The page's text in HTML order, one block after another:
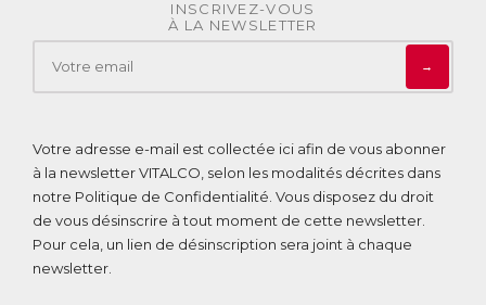
INSCRIVEZ-VOUS
À LA NEWSLETTER
→
Votre adresse e-mail est collectée ici afin de vous abonner
à la newsletter VITALCO, selon les modalités décrites dans
notre Politique de Confidentialité . Vous disposez du droit
de vous désinscrire à tout moment de cette newsletter.
Pour cela, un lien de désinscription sera joint à chaque
newsletter.